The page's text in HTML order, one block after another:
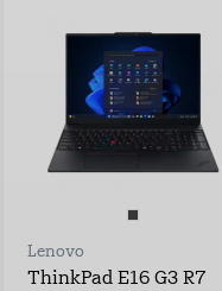
Lenovo
ThinkPad E16 G3 R7